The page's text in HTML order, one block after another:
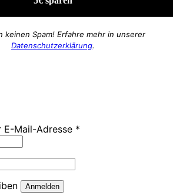
keinen Spam! Erfahre mehr in unserer
Datenschutzerklärung.
E-Mail-Adresse *
Anmelden